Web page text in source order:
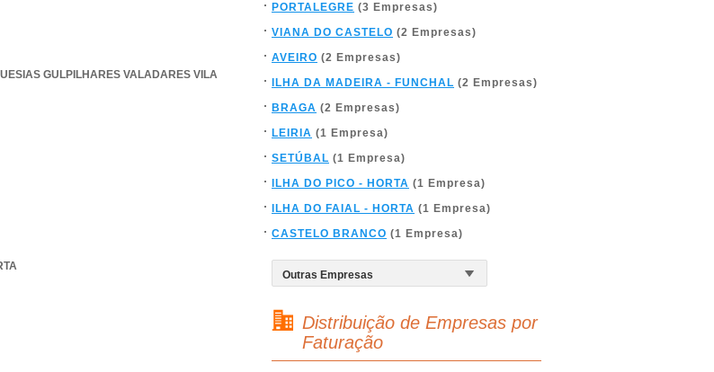
GULPILHARES VALADARES VILA
PORTALEGRE (3 Empresas)
VIANA DO CASTELO (2 Empresas)
AVEIRO (2 Empresas)
ILHA DA MADEIRA - FUNCHAL (2 Empresas)
BRAGA (2 Empresas)
LEIRIA (1 Empresa)
SETÚBAL (1 Empresa)
ILHA DO PICO - HORTA (1 Empresa)
ILHA DO FAIAL - HORTA (1 Empresa)
CASTELO BRANCO (1 Empresa)
Distribuição de Empresas por
Faturação